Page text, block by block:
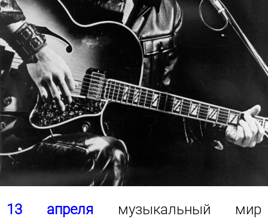
13 апреля музыкальный мир